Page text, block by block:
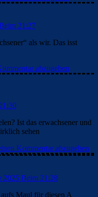
21:27
als wir. Das isst
abzugeben
Ist das erwachsener und
sehen
Kommentar abzugeben
2025 Beim 21:28
Maul für diesen A